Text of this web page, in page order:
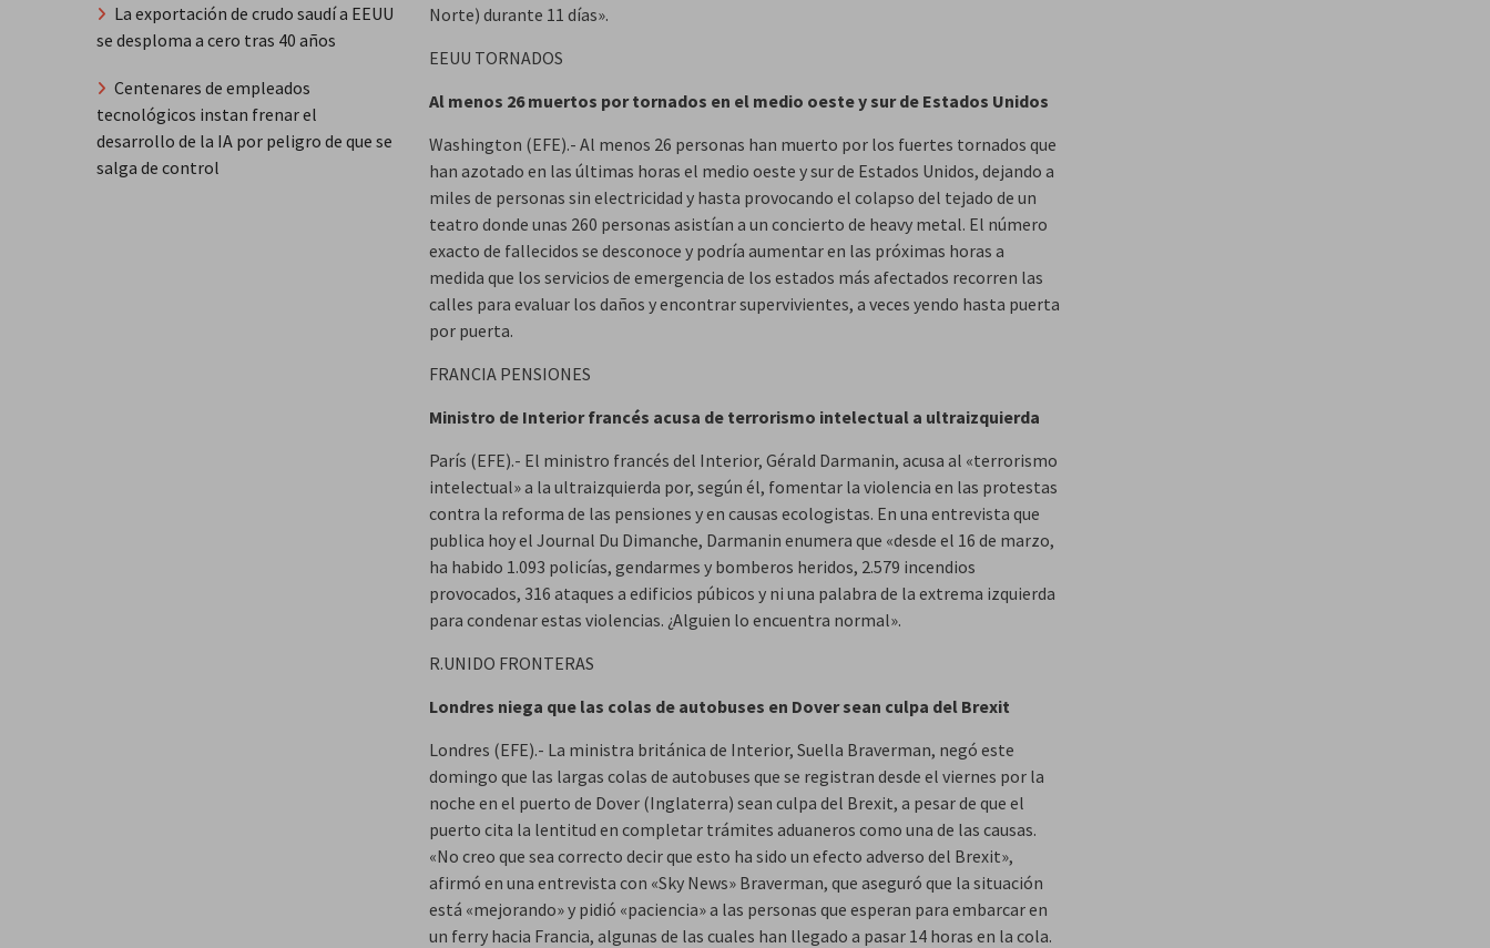
Norte) durante 11 días».
EEUU TORNADOS
Al menos 26 muertos por tornados en el medio oeste y sur de Estados Unidos
Washington (EFE).- Al menos 26 personas han muerto por los fuertes tornados que
han azotado en las últimas horas el medio oeste y sur de Estados Unidos, dejando a
miles de personas sin electricidad y hasta provocando el colapso del tejado de un
teatro donde unas 260 personas asistían a un concierto de heavy metal. El número
exacto de fallecidos se desconoce y podría aumentar en las próximas horas a
medida que los servicios de emergencia de los estados más afectados recorren las
calles para evaluar los daños y encontrar supervivientes, a veces yendo hasta puerta
por puerta.
FRANCIA PENSIONES
Ministro de Interior francés acusa de terrorismo intelectual a ultraizquierda
París (EFE).- El ministro francés del Interior, Gérald Darmanin, acusa al «terrorismo
intelectual» a la ultraizquierda por, según él, fomentar la violencia en las protestas
contra la reforma de las pensiones y en causas ecologistas. En una entrevista que
publica hoy el Journal Du Dimanche, Darmanin enumera que «desde el 16 de marzo,
ha habido 1.093 policías, gendarmes y bomberos heridos, 2.579 incendios
provocados, 316 ataques a edificios púbicos y ni una palabra de la extrema izquierda
para condenar estas violencias. ¿Alguien lo encuentra normal».
R.UNIDO FRONTERAS
Londres niega que las colas de autobuses en Dover sean culpa del Brexit
Londres (EFE).- La ministra británica de Interior, Suella Braverman, negó este
domingo que las largas colas de autobuses que se registran desde el viernes por la
noche en el puerto de Dover (Inglaterra) sean culpa del Brexit, a pesar de que el
puerto cita la lentitud en completar trámites aduaneros como una de las causas.
«No creo que sea correcto decir que esto ha sido un efecto adverso del Brexit»,
afirmó en una entrevista con «Sky News» Braverman, que aseguró que la situación
está «mejorando» y pidió «paciencia» a las personas que esperan para embarcar en
un ferry hacia Francia, algunas de las cuales han llegado a pasar 14 horas en la cola.
La exportación de crudo saudí a EEUU
se desploma a cero tras 40 años
Centenares de empleados
tecnológicos instan frenar el
desarrollo de la IA por peligro de que se
salga de control